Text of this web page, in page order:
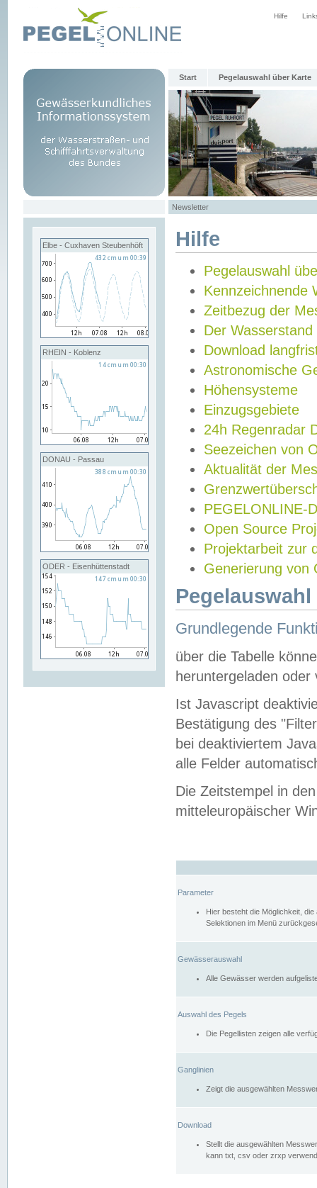
Hilfe
Start Pegelauswahl über Karte
Newsletter
Elbe - Cuxhaven Steubenhöft
RHEIN - Koblenz
DONAU - Passau
ODER - Eisenhüttenstadt
Hilfe
Pegelauswahl
Kennzeichnende
Zeitbezug der
Der Wasserstand
Download
Astronomische
Höhensysteme
Einzugsgebiete
24h Regenradar
Seezeichen von
Aktualität der
PEGELONLINE-
Open Source
Projektarbeit zur
Generierung von
Grundlegende
über die Tabelle
heruntergeladen oder
Ist Javascript
Bestätigung des
bei deaktiviertem
alle Felder
Die Zeitstempel in
mitteleuropäischer
Parameter
Hier besteht die Möglichkeit,
Selektionen im Menü
Gewässerauswahl
Alle Gewässer werden
Auswahl des Pegels
Die Pegellisten zeigen alle
Ganglinien
Zeigt die ausgewählten
Download
Stellt die ausgewählten
kann txt, csv oder zrxp